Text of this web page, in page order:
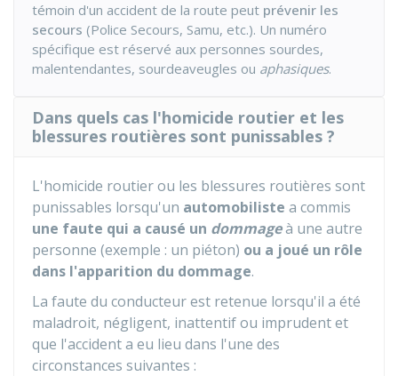
témoin d'un accident de la route peut prévenir les
secours (Police Secours, Samu, etc.). Un numéro
spécifique est réservé aux personnes sourdes,
malentendantes, sourdeaveugles ou aphasiques.
Dans quels cas l'homicide routier et les
blessures routières sont punissables ?
L'homicide routier ou les blessures routières sont
punissables lorsqu'un automobiliste a commis
une faute qui a causé un dommageà une autre
personne (exemple : un piéton) ou a joué un rôle
dans l'apparition du dommage.
La faute du conducteur est retenue lorsqu'il a été
maladroit, négligent, inattentif ou imprudent et
que l'accident a eu lieu dans l'une des
circonstances suivantes :